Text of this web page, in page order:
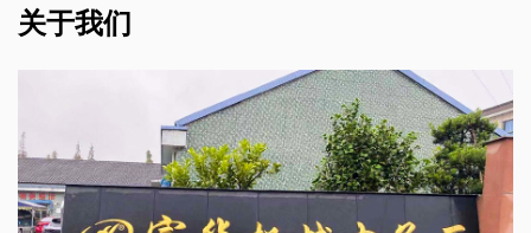
关于我们